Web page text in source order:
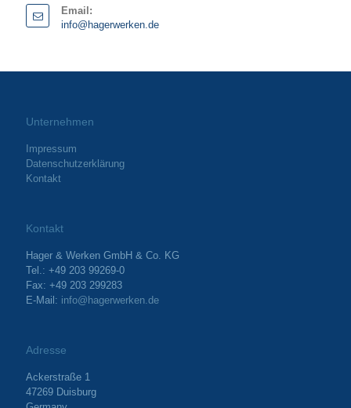
Email:
info@hagerwerken.de
Unternehmen
Impressum
Datenschutzerklärung
Kontakt
Kontakt
Hager & Werken GmbH & Co. KG
Tel.: +49 203 99269-0
Fax: +49 203 299283
E-Mail: info@hagerwerken.de
Adresse
Ackerstraße 1
47269 Duisburg